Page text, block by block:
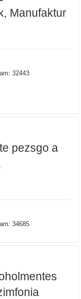
Manufaktur
32443
pezsgo a
34685